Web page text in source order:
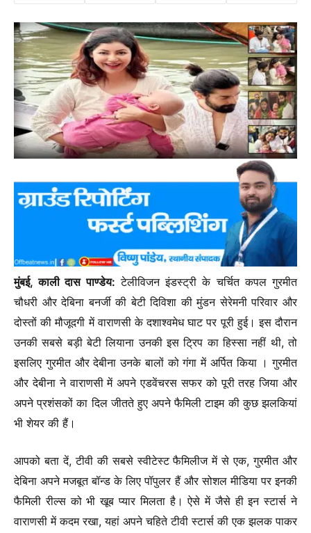
मुंबई, काली दास पाण्डेय: टेलीविजन इंडस्ट्री के चर्चित कपल गुरमीत
चौधरी और देबिना बनर्जी की बेटी दिविशा की मुंडन सेरेमनी परिवार और
दोस्तों की मौजूदगी में वाराणसी के दशाश्वमेध घाट पर पूरी हुई। इस दौरान
उनकी सबसे बड़ी बेटी लियाना उनकी इस ट्रिप का हिस्सा नहीं थी, तो
इसलिए गुरमीत और देबीना उनके बालों को गंगा में अर्पित किया । गुरमीत
और देबीना ने वाराणसी में अपने एडवेंचरस सफर को पूरी तरह जिया और
अपने प्रशंसकों का दिल जीतते हुए अपने फैमिली टाइम की कुछ झलकियां
भी शेयर की हैं।
आपको बता दें, टीवी की सबसे स्वीटेस्ट फैमिलीज में से एक, गुरमीत और
देबिना अपने मजबूत बॉन्ड के लिए पॉपुलर हैं और सोशल मीडिया पर इनकी
फैमिली रील्स को भी खूब प्यार मिलता है। ऐसे में जैसे ही इन स्टार्स ने
वाराणसी में कदम रखा, यहां अपने चहिते टीवी स्टार्स की एक झलक पाकर